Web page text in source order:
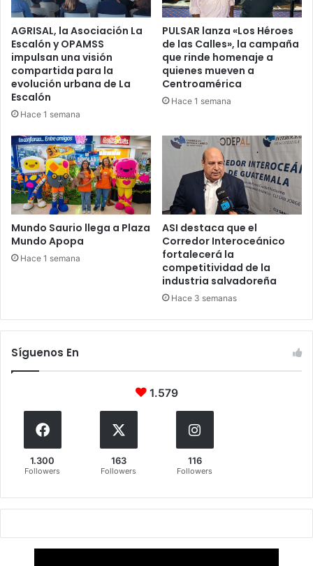
AGRISAL, la Asociación La
Escalón y OPAMSS
impulsan una visión
compartida para la
evolución urbana de La
Escalón
Hace 1 semana
PULSAR lanza «Los Héroes
de las Calles», la campaña
que rinde homenaje a
quienes mueven a
Centroamérica
Hace 1 semana
Mundo Saurio llega a Plaza
Mundo Apopa
Hace 1 semana
ASI destaca que el
Corredor Interoceánico
fortalecerá la
competitividad de la
industria salvadoreña
Hace 3 semanas
Síguenos En
1.579
1.300
Followers
163
Followers
116
Followers